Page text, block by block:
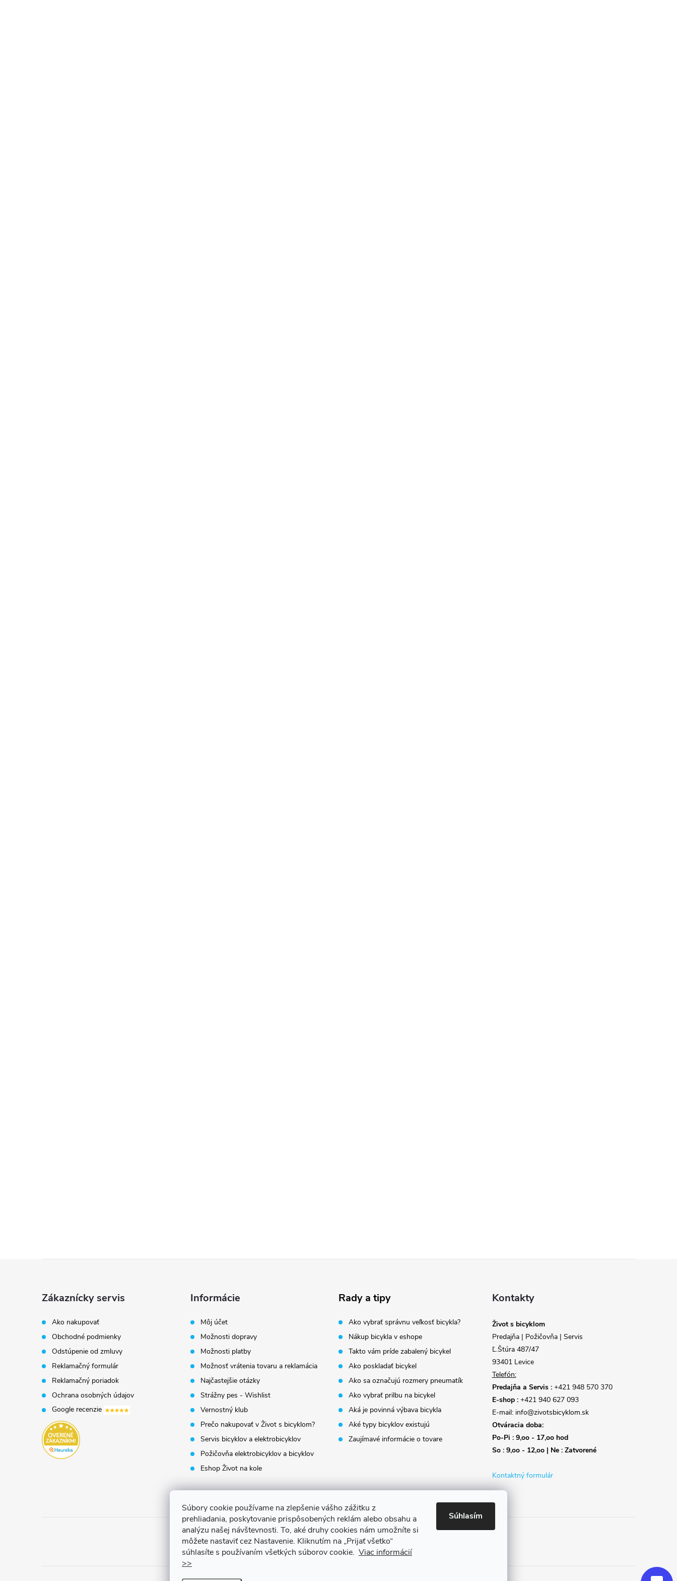
Súbory cookie používame na zlepšenie vášho zážitku z
prehliadania, poskytovanie prispôsobených reklám alebo obsahu a
analýzu našej návštevnosti. To, aké druhy cookies nám umožníte si
môžete nastaviť cez Nastavenie. Kliknutím na „Prijať všetko“
súhlasíte s používaním všetkých súborov cookie. Viac informácií
>>
Súhlasím
Zákaznícky servis
Ako nakupovať
Obchodné podmienky
Odstúpenie od zmluvy
Reklamačný formulár
Reklamačný poriadok
Ochrana osobných údajov
Google recenzie
Informácie
Môj účet
Možnosti dopravy
Možnosti platby
Možnosť vrátenia tovaru a reklamácia
Najčastejšie otázky
Strážny pes - Wishlist
Vernostný klub
Prečo nakupovať v Život s bicyklom?
Servis bicyklov a elektrobicyklov
Požičovňa elektrobicyklov a bicyklov
Eshop Život na kole
Rady a tipy
Ako vybrať správnu veľkosť bicykla?
Nákup bicykla v eshope
Takto vám príde zabalený bicykel
Ako poskladať bicykel
Ako sa označujú rozmery pneumatík
Ako vybrať prilbu na bicykel
Aká je povinná výbava bicykla
Aké typy bicyklov existujú
Zaujímavé informácie o tovare
Kontakty
Život s bicyklom
Predajňa | Požičovňa | Servis
Ľ.Štúra 487/47
93401 Levice
Telefón:
Predajňa a Servis :+421 948 570 370
E-shop : +421 940 627 093
E-mail: info@zivotsbicyklom.sk
Otváracia doba:
Po-Pi : 9,oo - 17,oo hod
So : 9,oo - 12,oo | Ne : Zatvorené
Kontaktný formulár
Poslať